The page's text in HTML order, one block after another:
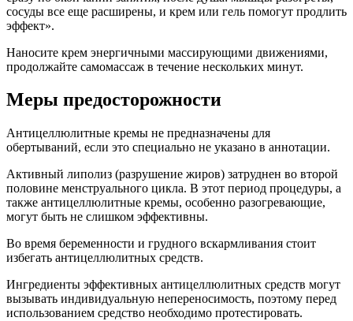
сосуды все еще расширены, и крем или гель помогут продлить
эффект».
Наносите крем энергичными массирующими движениями,
продолжайте самомассаж в течение нескольких минут.
Меры предосторожности
Антицеллюлитные кремы не предназначены для
обертываний, если это специально не указано в аннотации.
Активный липолиз (разрушение жиров) затруднен во второй
половине менструального цикла. В этот период процедуры, а
также антицеллюлитные кремы, особенно разогревающие,
могут быть не слишком эффективны.
Во время беременности и грудного вскармливания стоит
избегать антицеллюлитных средств.
Ингредиенты эффективных антицеллюлитных средств могут
вызывать индивидуальную непереносимость, поэтому перед
использованием средство необходимо протестировать.